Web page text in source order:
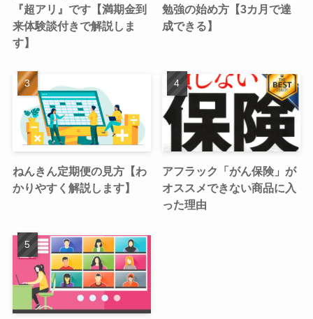
『超アリ』です【満期金到
来体験談付きで解説しま
す】
勉強の始め方【3カ月で達
成できる】
ねんきん定期便の見方【わ
かりやすく解説します】
アフラック「がん保険」が
オススメできない商品に入
った理由